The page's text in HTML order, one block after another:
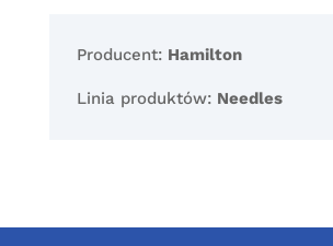
Producent: Hamilton
Linia produktów: Needles